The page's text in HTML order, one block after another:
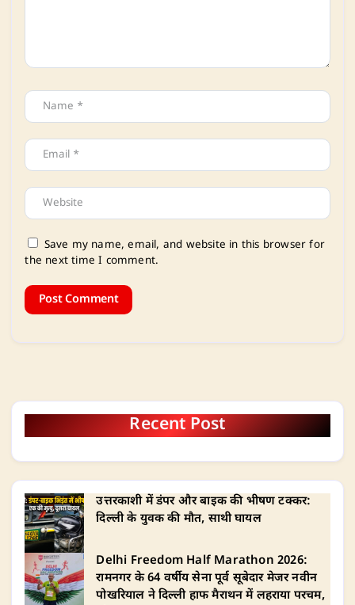
Save my name, email, and website in this browser for
the next time I comment.
Recent Post
उत्तरकाशी में डंपर और बाइक की भीषण टक्कर:
दिल्ली के युवक की मौत, साथी घायल
Delhi Freedom Half Marathon 2026:
रामनगर के 64 वर्षीय सेना पूर्व सूबेदार मेजर नवीन
पोखरियाल ने दिल्ली हाफ मैराथन में लहराया परचम,